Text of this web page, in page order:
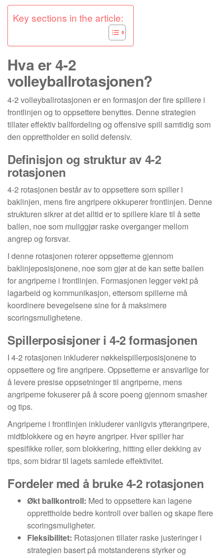
Key sections in the article:
Hva er 4-2
volleyballrotasjonen?
4-2 volleyballrotasjonen er en formasjon der fire spillere i
frontlinjen og to oppsettere benyttes. Denne strategien
tillater effektiv ballfordeling og offensive spill samtidig som
den opprettholder en solid defensiv.
Definisjon og struktur av 4-2
rotasjonen
4-2 rotasjonen består av to oppsettere som spiller i
baklinjen, mens fire angripere okkuperer frontlinjen. Denne
strukturen sikrer at det alltid er to spillere klare til å sette
ballen, noe som muliggjør raske overganger mellom
angrep og forsvar.
I denne rotasjonen roterer oppsetterne gjennom
baklinjeposisjonene, noe som gjør at de kan sette ballen
for angriperne i frontlinjen. Formasjonen legger vekt på
lagarbeid og kommunikasjon, ettersom spillerne må
koordinere bevegelsene sine for å maksimere
scoringsmulighetene.
Spillerposisjoner i 4-2 formasjonen
I 4-2 rotasjonen inkluderer nøkkelspillerposisjonene to
oppsettere og fire angripere. Oppsetterne er ansvarlige for
å levere presise oppsetninger til angriperne, mens
angriperne fokuserer på å score poeng gjennom smasher
og tips.
Angriperne i frontlinjen inkluderer vanligvis ytterangripere,
midtblokkere og en høyre angriper. Hver spiller har
spesifikke roller, som blokkering, hitting eller dekking av
tips, som bidrar til lagets samlede effektivitet.
Fordeler med å bruke 4-2 rotasjonen
Økt ballkontroll: Med to oppsettere kan lagene
opprettholde bedre kontroll over ballen og skape flere
scoringsmuligheter.
Fleksibilitet: Rotasjonen tillater raske justeringer i
strategien basert på motstanderens styrker og